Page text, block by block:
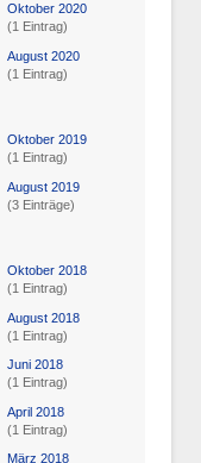
Oktober 2020
(1 Eintrag)
August 2020
(1 Eintrag)
Oktober 2019
(1 Eintrag)
August 2019
(3 Einträge)
Oktober 2018
(1 Eintrag)
August 2018
(1 Eintrag)
Juni 2018
(1 Eintrag)
April 2018
(1 Eintrag)
März 2018